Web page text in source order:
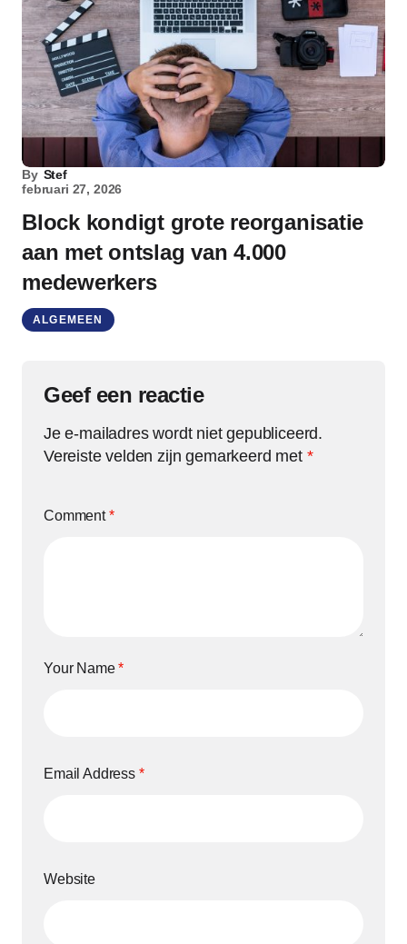
By Stef
februari 27, 2026
Block kondigt grote reorganisatie
aan met ontslag van 4.000
medewerkers
ALGEMEEN
Geef een reactie
Je e-mailadres wordt niet gepubliceerd.
Vereiste velden zijn gemarkeerd met *
Comment*
Your Name*
Email Address *
Website